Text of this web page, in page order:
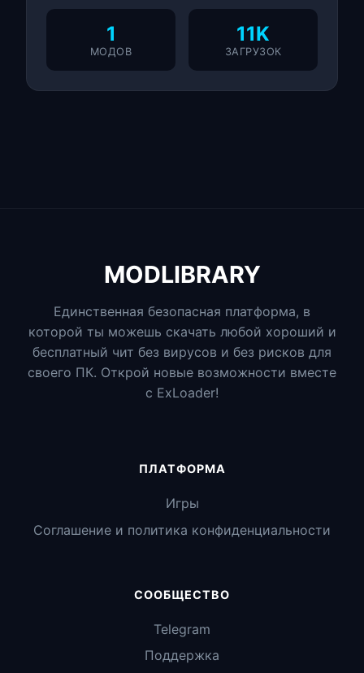
1
МОДОВ
11K
ЗАГРУЗОК
MODLIBRARY
Единственная безопасная платформа, в
которой ты можешь скачать любой хороший и
бесплатный чит без вирусов и без рисков для
своего ПК. Открой новые возможности вместе
с ExLoader!
ПЛАТФОРМА
Игры
Соглашение и политика конфиденциальности
СООБЩЕСТВО
Telegram
Поддержка